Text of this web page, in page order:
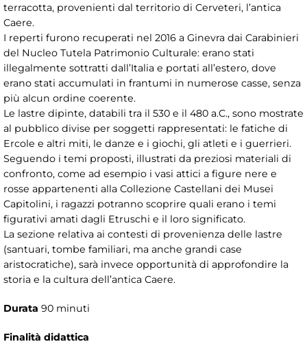
terracotta, provenienti dal territorio di Cerveteri, l’antica
Caere.
I reperti furono recuperati nel 2016 a Ginevra dai Carabinieri
del Nucleo Tutela Patrimonio Culturale: erano stati
illegalmente sottratti dall’Italia e portati all’estero, dove
erano stati accumulati in frantumi in numerose casse, senza
più alcun ordine coerente.
Le lastre dipinte, databili tra il 530 e il 480 a.C., sono mostrate
al pubblico divise per soggetti rappresentati: le fatiche di
Ercole e altri miti, le danze e i giochi, gli atleti e i guerrieri.
Seguendo i temi proposti, illustrati da preziosi materiali di
confronto, come ad esempio i vasi attici a figure nere e
rosse appartenenti alla Collezione Castellani dei Musei
Capitolini, i ragazzi potranno scoprire quali erano i temi
figurativi amati dagli Etruschi e il loro significato.
La sezione relativa ai contesti di provenienza delle lastre
(santuari, tombe familiari, ma anche grandi case
aristocratiche), sarà invece opportunità di approfondire la
storia e la cultura dell’antica Caere.
Durata 90 minuti
Finalità didattica